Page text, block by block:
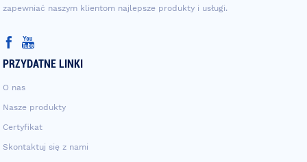
zapewniać naszym klientom najlepsze produkty i usługi.
PRZYDATNE LINKI
O nas
Nasze produkty
Certyfikat
Skontaktuj się z nami